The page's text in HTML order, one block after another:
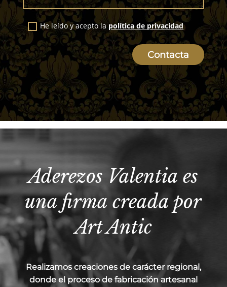
He leído y acepto lapolítica de privacidad
Contacta
Aderezos Valentia es
una firma creada por
Art Antic
Realizamos creaciones de carácter regional,
donde el proceso de fabricación artesanal